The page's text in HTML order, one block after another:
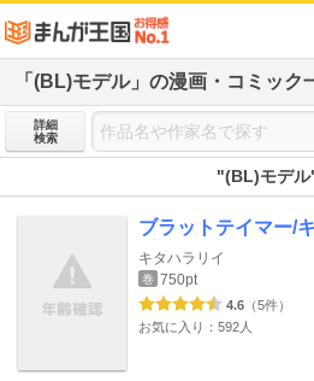
「(BL)モデル」の漫画・コミック
詳細
検索
"(BL)モデ
ブラットテイマー/
キタハラリイ
巻 750pt
4.6 （5件）
お気に入り：592人